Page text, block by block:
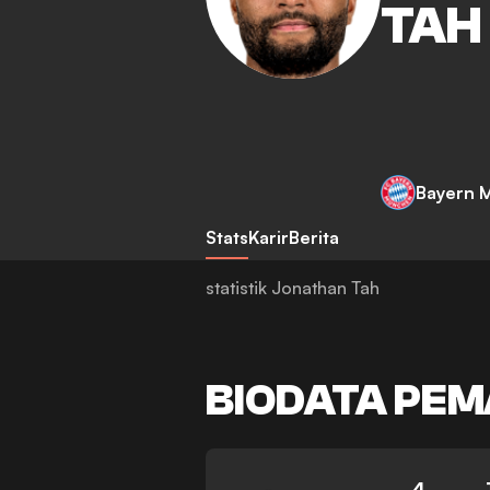
TAH
Bayern
StatsKarirBerita
statistik Jonathan Tah
BIODATA